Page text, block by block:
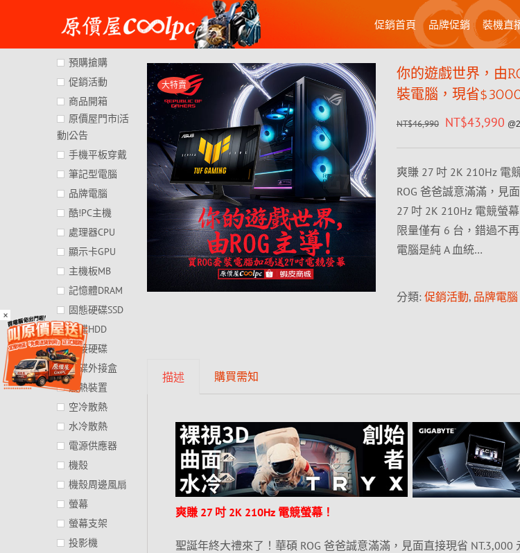
×
content
促銷首頁 品牌促銷 裝機直
大特賣
你的遊戲世界，由
裝電腦，現省
NT$46,990 NT$43,990
爽賺 27 吋 2K 210Hz 電
ROG 爸爸誠意滿滿，見
27 吋 2K 210Hz 電競螢
限量僅有 6 台，錯過不
電腦是純 A 血統…
分類: 促銷活動, 品牌電腦
描述 購買需知
爽賺 27 吋 2K 210Hz 電競螢幕！
聖誕年終大禮來了！華碩 ROG 爸爸誠意滿滿，見面直接現省 NT.3,000
預購搶購
促銷活動
商品開箱
原價屋門市|活
動|公告
手機平板穿戴
筆記型電腦
品牌電腦
酷!PC主機
處理器CPU
顯示卡GPU
主機板MB
記憶體DRAM
固態硬碟SSD
硬碟HDD
外接硬碟
硬碟外接盒
散熱裝置
空冷散熱
水冷散熱
電源供應器
機殼
機殼周邊風扇
螢幕
螢幕支架
投影機